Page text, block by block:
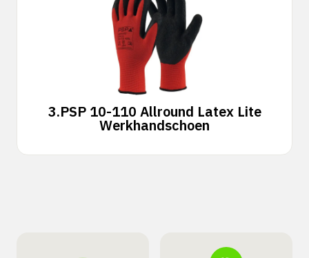
3.PSP 10-110 Allround Latex Lite
Werkhandschoen